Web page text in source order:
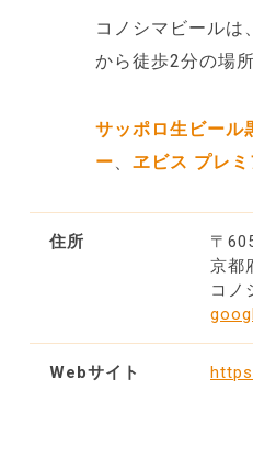
コノシマビールは
から徒歩2分の場
サッポロ生ビール
ー
ヱビス プレ
住所
〒
京都
コノ
Webサイト